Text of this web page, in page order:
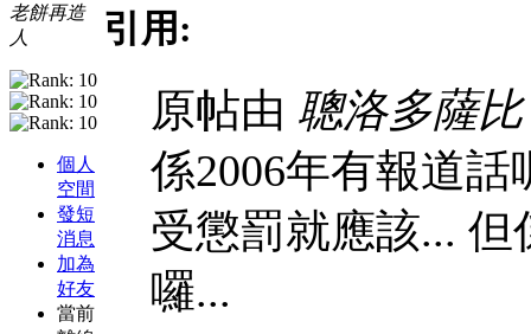
老餅再造
人
個人
空間
發短
消息
加為
好友
當前
引用:
原帖由 聰洛多薩比
係2006年有報道
受懲罰就應該...
囉...